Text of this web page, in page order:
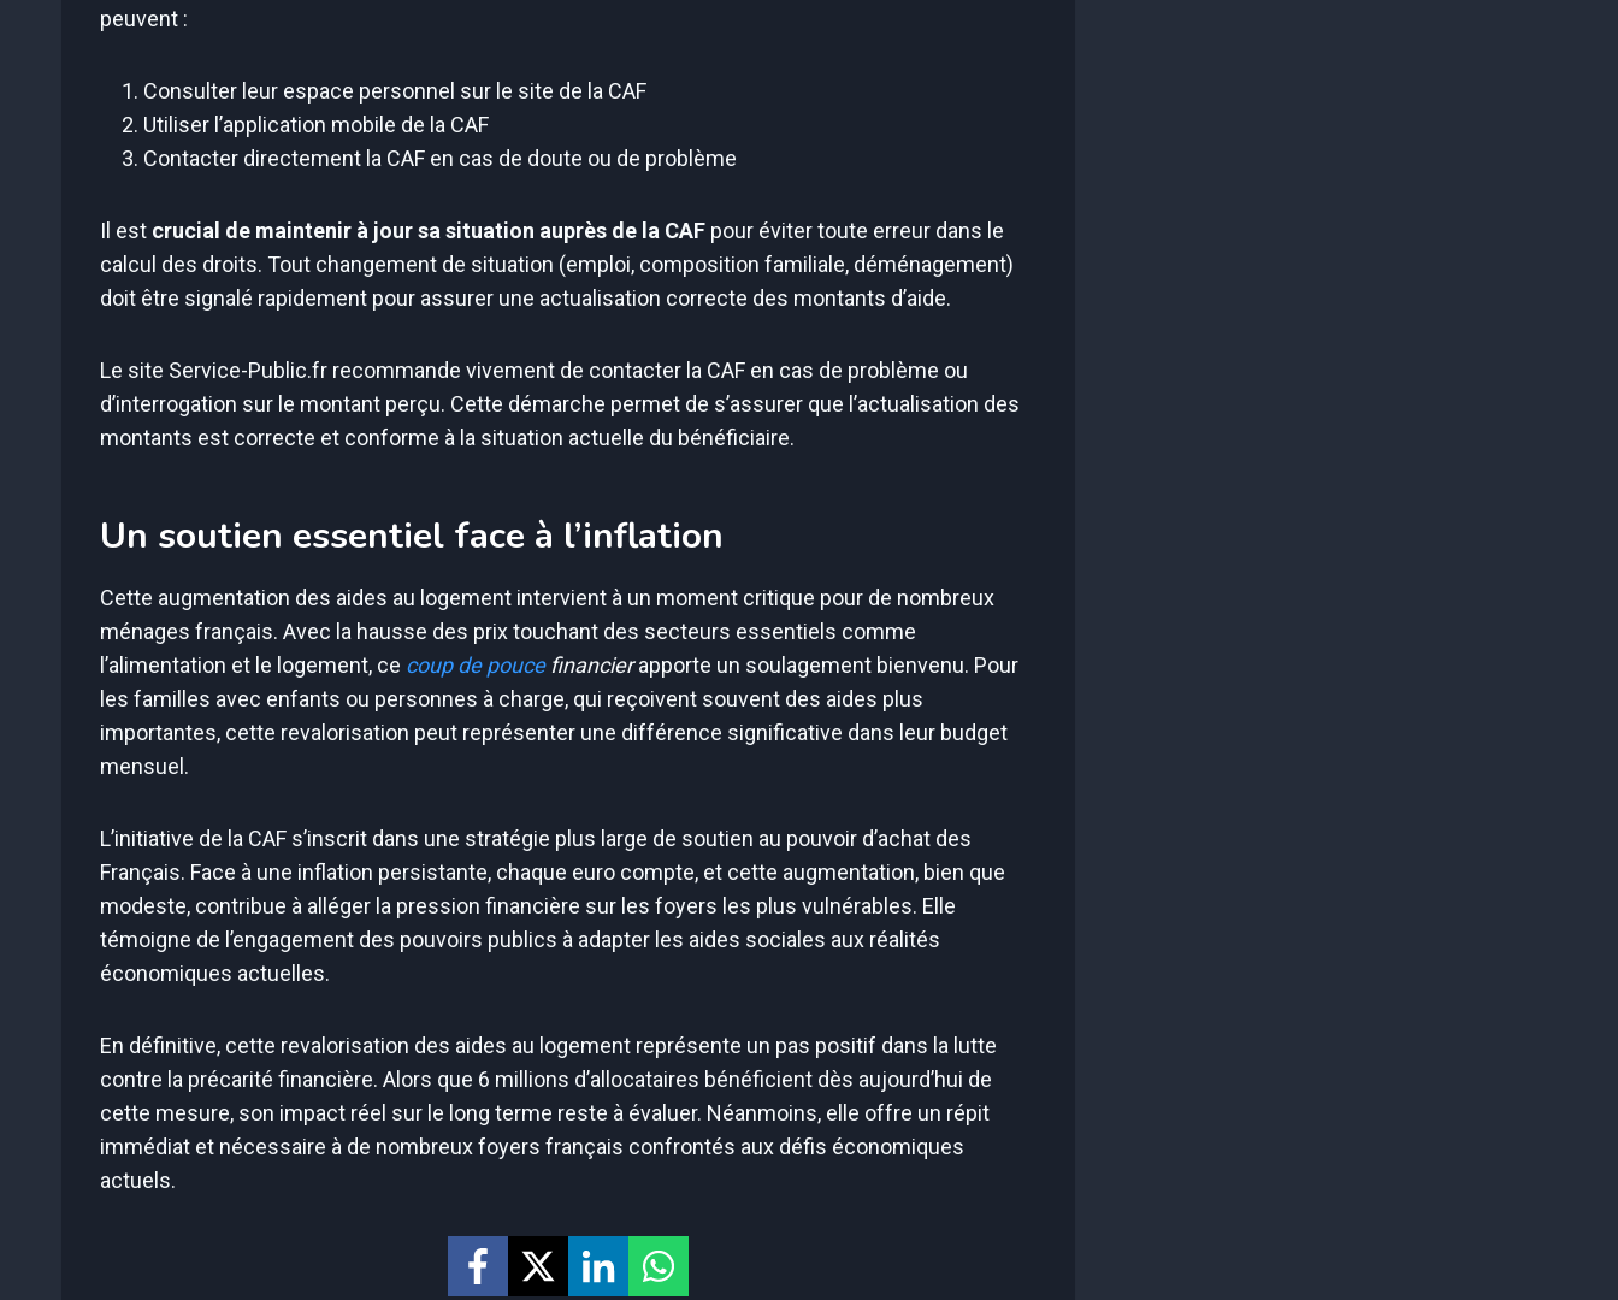
peuvent :
Consulter leur espace personnel sur le site de la CAF
Utiliser l’application mobile de la CAF
Contacter directement la CAF en cas de doute ou de problème
Il est crucial de maintenir à jour sa situation auprès de la CAF pour éviter toute erreur dans le
calcul des droits. Tout changement de situation (emploi, composition familiale, déménagement)
doit être signalé rapidement pour assurer une actualisation correcte des montants d’aide.
Le site Service-Public.fr recommande vivement de contacter la CAF en cas de problème ou
d’interrogation sur le montant perçu. Cette démarche permet de s’assurer que l’actualisation des
montants est correcte et conforme à la situation actuelle du bénéficiaire.
Un soutien essentiel face à l’inflation
Cette augmentation des aides au logement intervient à un moment critique pour de nombreux
ménages français. Avec la hausse des prix touchant des secteurs essentiels comme
l’alimentation et le logement, ce coup de poucefinancierapporte un soulagement bienvenu. Pour
les familles avec enfants ou personnes à charge, qui reçoivent souvent des aides plus
importantes, cette revalorisation peut représenter une différence significative dans leur budget
mensuel.
L’initiative de la CAF s’inscrit dans une stratégie plus large de soutien au pouvoir d’achat des
Français. Face à une inflation persistante, chaque euro compte, et cette augmentation, bien que
modeste, contribue à alléger la pression financière sur les foyers les plus vulnérables. Elle
témoigne de l’engagement des pouvoirs publics à adapter les aides sociales aux réalités
économiques actuelles.
En définitive, cette revalorisation des aides au logement représente un pas positif dans la lutte
contre la précarité financière. Alors que 6 millions d’allocataires bénéficient dès aujourd’hui de
cette mesure, son impact réel sur le long terme reste à évaluer. Néanmoins, elle offre un répit
immédiat et nécessaire à de nombreux foyers français confrontés aux défis économiques
actuels.